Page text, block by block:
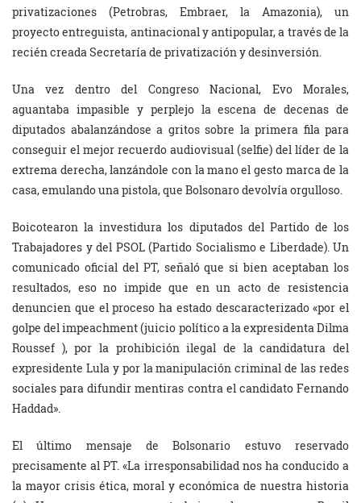
privatizaciones (Petrobras, Embraer, la Amazonia), un
proyecto entreguista, antinacional y antipopular, a través de la
recién creada Secretaría de privatización y desinversión.
Una vez dentro del Congreso Nacional, Evo Morales,
aguantaba impasible y perplejo la escena de decenas de
diputados abalanzándose a gritos sobre la primera fila para
conseguir el mejor recuerdo audiovisual (selfie) del líder de la
extrema derecha, lanzándole con la mano el gesto marca de la
casa, emulando una pistola, que Bolsonaro devolvía orgulloso.
Boicotearon la investidura los diputados del Partido de los
Trabajadores y del PSOL (Partido Socialismo e Liberdade). Un
comunicado oficial del PT, señaló que si bien aceptaban los
resultados, eso no impide que en un acto de resistencia
denuncien que el proceso ha estado descaracterizado «por el
golpe del impeachment (juicio político a la expresidenta Dilma
Roussef ), por la prohibición ilegal de la candidatura del
expresidente Lula y por la manipulación criminal de las redes
sociales para difundir mentiras contra el candidato Fernando
Haddad».
El último mensaje de Bolsonario estuvo reservado
precisamente al PT. «La irresponsabilidad nos ha conducido a
la mayor crisis ética, moral y económica de nuestra historia